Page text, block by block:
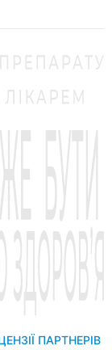
ПАРТНЕРІВ